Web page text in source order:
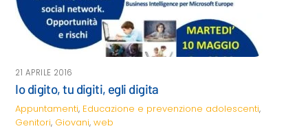
21 APRILE 2016
Io digito, tu digiti, egli digita
Appuntamenti, Educazione e prevenzione adolescenti,
Genitori, Giovani,web